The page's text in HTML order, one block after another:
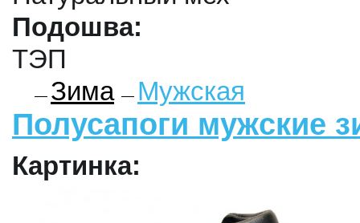
Подошва:
ТЭП
Зима
Мужская
Полусапоги мужские
Картинка: